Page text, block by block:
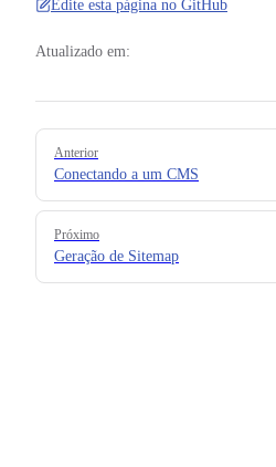
Geração de Sitemap
Configuração e Referência
Edite esta página no GitHub
Atualizado em:
Pager
Anterior
Conectando a um CMS
Próximo
Geração de Sitemap